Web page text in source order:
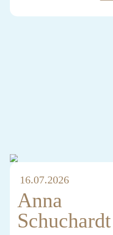
Casting: Christine Mattner
16.07.2026
Anna
Schuchardt